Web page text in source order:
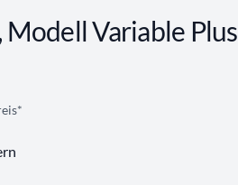
Modell Variable Plus